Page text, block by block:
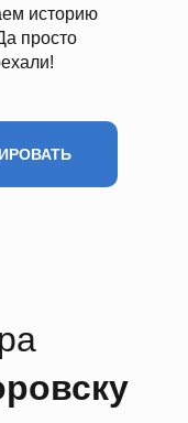
историю
просто